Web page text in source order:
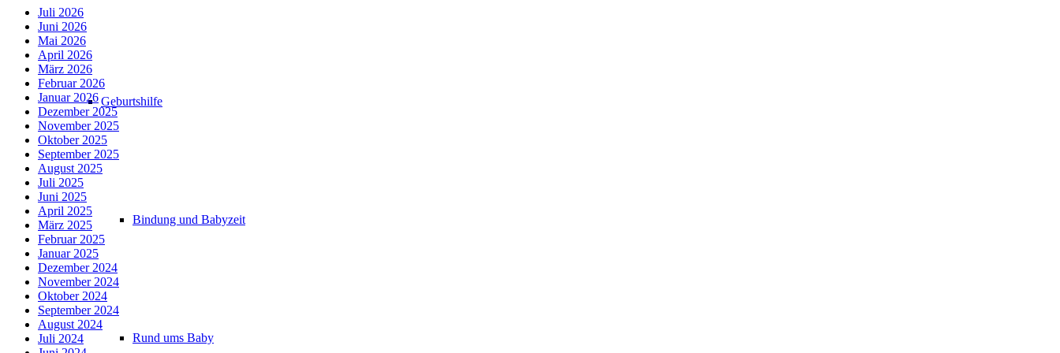
Geburtshilfe
Bindung und Babyzeit
Rund ums Baby
Juli 2026
Juni 2026
Mai 2026
April 2026
März 2026
Februar 2026
Januar 2026
Dezember 2025
November 2025
Oktober 2025
September 2025
August 2025
Juli 2025
Juni 2025
April 2025
März 2025
Februar 2025
Januar 2025
Dezember 2024
November 2024
Oktober 2024
September 2024
August 2024
Juli 2024